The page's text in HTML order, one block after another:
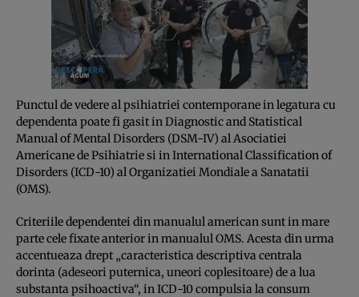
Punctul de vedere al psihiatriei contemporane in legatura cu
dependenta poate fi gasit in Diagnostic and Statistical
Manual of Mental Disor­ders (DSM-IV) al Asociatiei
Americane de Psihiatrie si in International Classi­fi­cation of
Disorders (ICD-10) al Organi­zatiei Mondiale a Sanatatii
(OMS).
Criteriile dependentei din manualul american sunt in mare
parte cele fixate anterior in manualul OMS. Acesta din urma
accentueaza drept „caracteristica descriptiva centrala
dorinta (adeseori puternica, uneori coplesitoare) de a lua
substanta psihoactiva“, in ICD-10 compulsia la consum